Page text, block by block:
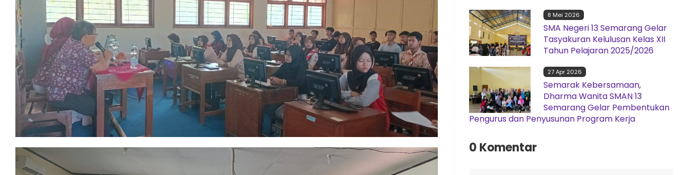
8 Mei 2026
SMA Negeri 13 Semarang Gelar
Tasyakuran Kelulusan Kelas XII
Tahun Pelajaran 2025/2026
27 Apr 2026
Semarak Kebersamaan,
Dharma Wanita SMAN 13
Semarang Gelar Pembentukan
Pengurus dan Penyusunan Program Kerja
0 Komentar